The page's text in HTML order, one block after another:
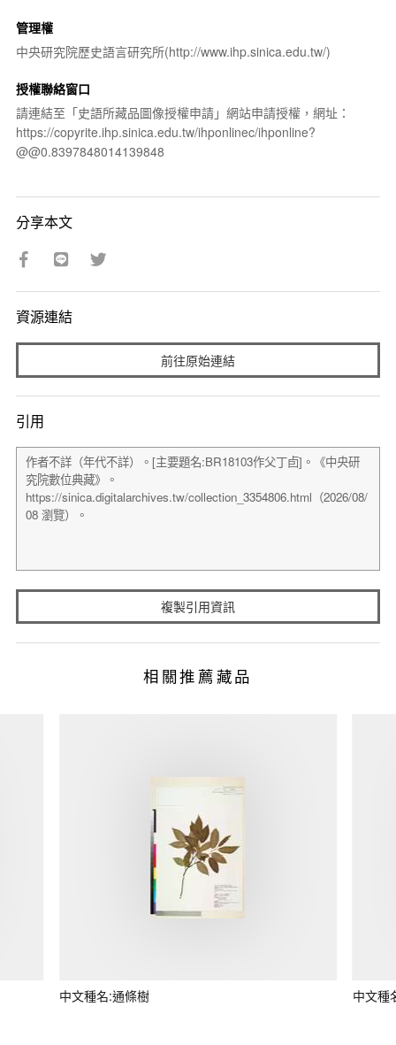
管理權
中央研究院歷史語言研究所(http://www.ihp.sinica.edu.tw/)
授權聯絡窗口
請連結至「史語所藏品圖像授權申請」網站申請授權，網址：
https://copyrite.ihp.sinica.edu.tw/ihponlinec/ihponline?
@@0.8397848014139848
分享本文
資源連結
前往原始連結
引用
複製引用資訊
相關推薦藏品
中文種名:通條樹 中文種